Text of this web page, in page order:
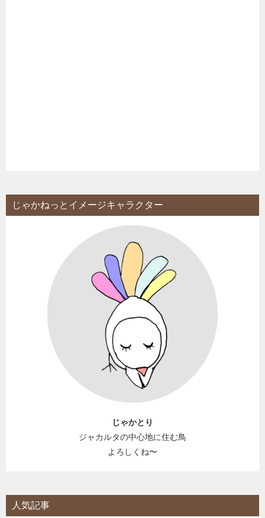
じゃかねっとイメージキャラクター
じゃかとり
ジャカルタの中心地に住む鳥
よろしくね〜
人気記事